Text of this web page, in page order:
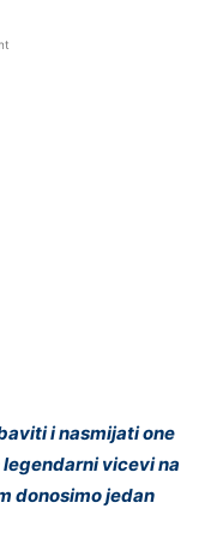
i nasmijati one
legendarni vicevi na
donosimo jedan